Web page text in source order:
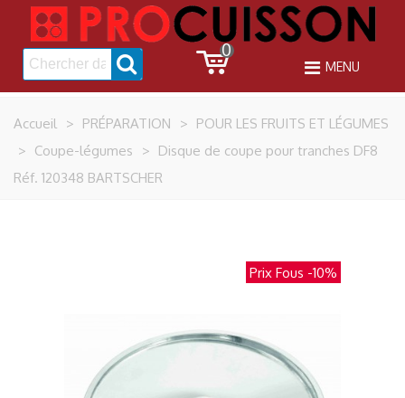
0
MENU
Accueil > PRÉPARATION > POUR LES FRUITS ET LÉGUMES
> Coupe-légumes > Disque de coupe pour tranches DF8
Réf. 120348 BARTSCHER
Prix Fous -10%